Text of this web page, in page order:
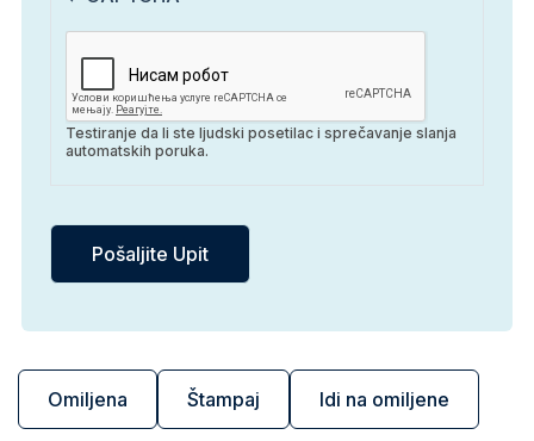
Omiljena Štampaj Idi na omiljene
Testiranje da li ste ljudski posetilac i sprečavanje slanja
automatskih poruka.